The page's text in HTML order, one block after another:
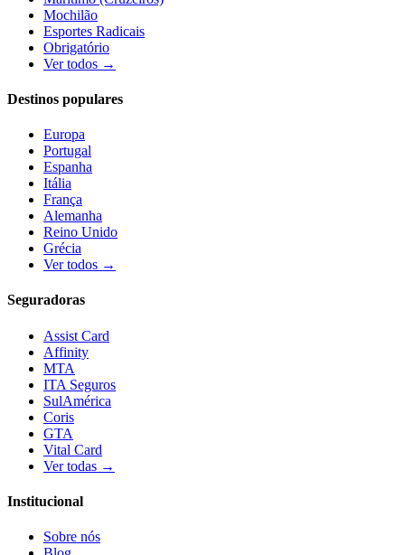
Mochilão
Esportes Radicais
Obrigatório
Ver todos →
Destinos populares
Europa
Portugal
Espanha
Itália
França
Alemanha
Reino Unido
Grécia
Ver todos →
Seguradoras
Assist Card
Affinity
MTA
ITA Seguros
SulAmérica
Coris
GTA
Vital Card
Ver todas →
Institucional
Sobre nós